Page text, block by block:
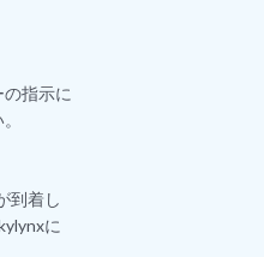
指示に
到着し
に